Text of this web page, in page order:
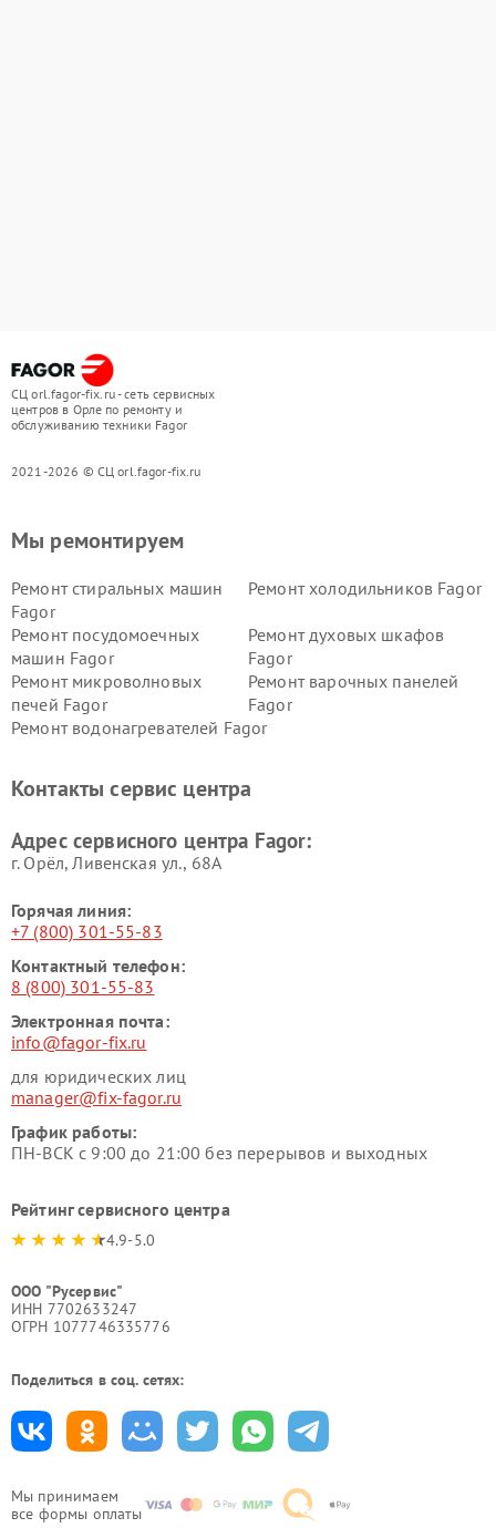
СЦ orl.fagor-fix.ru - сеть сервисных
центров в Орле по ремонту и
обслуживанию техники Fagor
2021-2026 © СЦ orl.fagor-fix.ru
Мы принимаем
все формы оплаты
Мы ремонтируем
Ремонт стиральных машин
Fagor
Ремонт холодильников Fagor
Ремонт посудомоечных
машин Fagor
Ремонт духовых шкафов
Fagor
Ремонт микроволновых
печей Fagor
Ремонт варочных панелей
Fagor
Ремонт водонагревателей Fagor
Контакты сервис центра
Адрес сервисного центра Fagor:
г. Орёл, Ливенская ул., 68А
Горячая линия:
+7 (800) 301-55-83
Контактный телефон:
8 (800) 301-55-83
Электронная почта:
info@fagor-fix.ru
для юридических лиц
manager@fix-fagor.ru
График работы:
ПН-ВСК с 9:00 до 21:00 без перерывов и выходных
Рейтинг сервисного центра
4.9-5.0
ООО "Русервис"
ИНН 7702633247
ОГРН 1077746335776
Поделиться в соц. сетях: